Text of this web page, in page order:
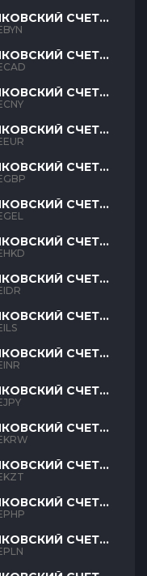
СЧЕТ
СЧЕТ
СЧЕТ
СЧЕТ
СЧЕТ
СЧЕТ
СЧЕТ
СЧЕТ
СЧЕТ
СЧЕТ
СЧЕТ
СЧЕТ
СЧЕТ
СЧЕТ
СЧЕТ